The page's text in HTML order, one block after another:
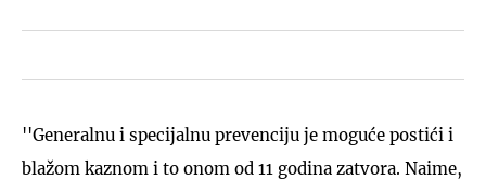
''Generalnu i specijalnu prevenciju je moguće postići i
blažom kaznom i to onom od 11 godina zatvora. Naime,